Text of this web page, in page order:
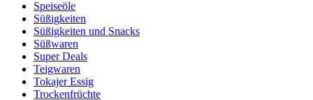
Speiseöle
Süßigkeiten
Süßigkeiten und Snacks
Süßwaren
Super Deals
Teigwaren
Tokajer Essig
Trockenfrüchte